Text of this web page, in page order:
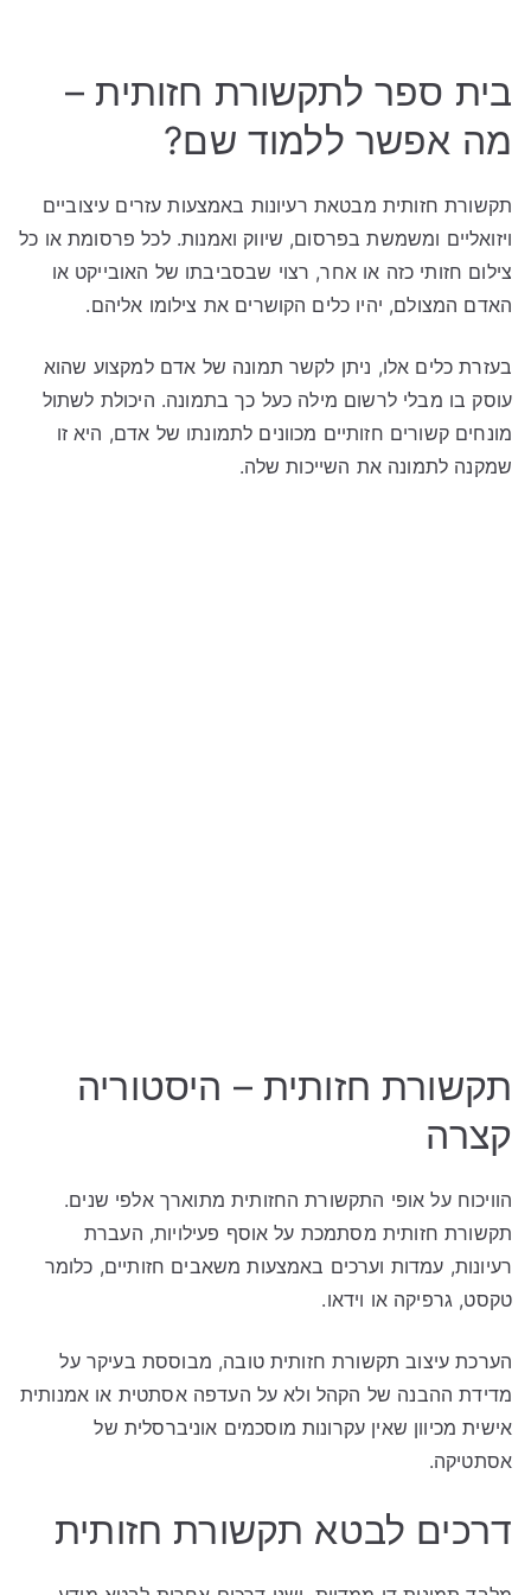
בית ספר לתקשורת חזותית –
מה אפשר ללמוד שם?
תקשורת חזותית מבטאת רעיונות באמצעות עזרים עיצוביים
ויזואליים ומשמשת בפרסום, שיווק ואמנות. לכל פרסומת או כל
צילום חזותי כזה או אחר, רצוי שבסביבתו של האובייקט או
האדם המצולם, יהיו כלים הקושרים את צילומו אליהם.
בעזרת כלים אלו, ניתן לקשר תמונה של אדם למקצוע שהוא
עוסק בו מבלי לרשום מילה כעל כך בתמונה. היכולת לשתול
מונחים קשורים חזותיים מכוונים לתמונתו של אדם, היא זו
שמקנה לתמונה את השייכות שלה.
תקשורת חזותית – היסטוריה
קצרה
הוויכוח על אופי התקשורת החזותית מתוארך אלפי שנים.
תקשורת חזותית מסתמכת על אוסף פעילויות, העברת
רעיונות, עמדות וערכים באמצעות משאבים חזותיים, כלומר
טקסט, גרפיקה או וידאו.
הערכת עיצוב תקשורת חזותית טובה, מבוססת בעיקר על
מדידת ההבנה של הקהל ולא על העדפה אסתטית או אמנותית
אישית מכיוון שאין עקרונות מוסכמים אוניברסלית של
אסתטיקה.
דרכים לבטא תקשורת חזותית